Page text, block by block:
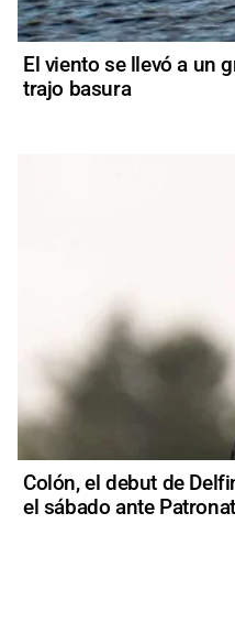
El viento se llevó a un
trajo basura
Colón, el debut de
el sábado ante